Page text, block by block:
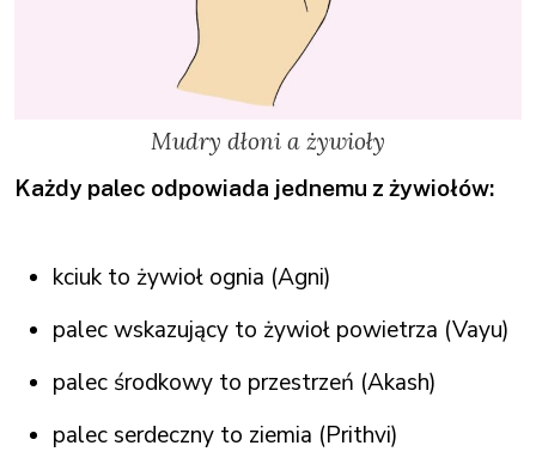
Mudry dłoni a żywioły
Każdy palec odpowiada jednemu z żywiołów:
kciuk to żywioł ognia (Agni)
palec wskazujący to żywioł powietrza (Vayu)
palec środkowy to przestrzeń (Akash)
palec serdeczny to ziemia (Prithvi)